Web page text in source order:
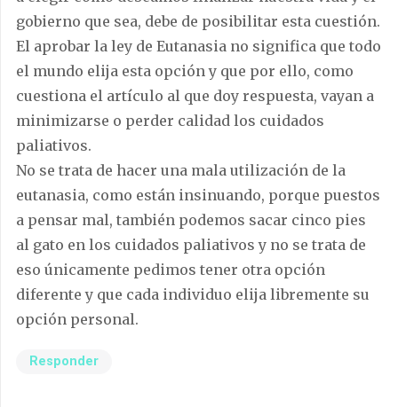
gobierno que sea, debe de posibilitar esta cuestión.
El aprobar la ley de Eutanasia no significa que todo
el mundo elija esta opción y que por ello, como
cuestiona el artículo al que doy respuesta, vayan a
minimizarse o perder calidad los cuidados
paliativos.
No se trata de hacer una mala utilización de la
eutanasia, como están insinuando, porque puestos
a pensar mal, también podemos sacar cinco pies
al gato en los cuidados paliativos y no se trata de
eso únicamente pedimos tener otra opción
diferente y que cada individuo elija libremente su
opción personal.
Responder